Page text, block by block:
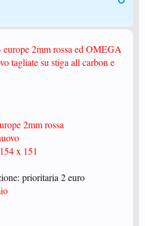
2mm rossa ed OMEGA
tagliate su stiga all carbon e
2mm rossa
154 x 151
prioritaria 2 euro